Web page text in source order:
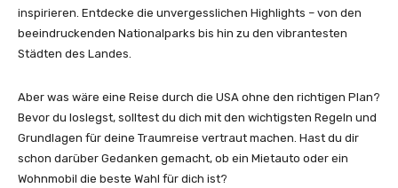
inspirieren. Entdecke die unvergesslichen Highlights – von den
beeindruckenden Nationalparks bis hin zu den vibrantesten
Städten des Landes.
Aber was wäre eine Reise durch die USA ohne den richtigen Plan?
Bevor du loslegst, solltest du dich mit den wichtigsten Regeln und
Grundlagen für deine Traumreise vertraut machen. Hast du dir
schon darüber Gedanken gemacht, ob ein Mietauto oder ein
Wohnmobil die beste Wahl für dich ist?